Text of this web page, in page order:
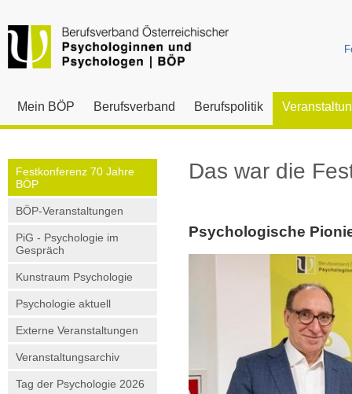
Mein BÖP Berufsverband Berufspolitik
Festkonferenz 70 Jahre
BÖP
BÖP-Veranstaltungen
PiG - Psychologie im
Gespräch
Kunstraum Psychologie
Psychologie aktuell
Externe Veranstaltungen
Veranstaltungsarchiv
Tag der Psychologie 2026
Das war die
Psychologische